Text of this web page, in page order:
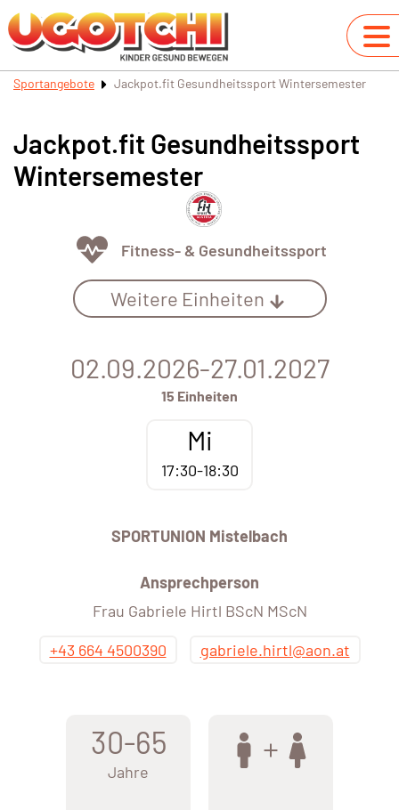
Sportangebote Jackpot.fit Gesundheitssport Wintersemester
Jackpot.fit Gesundheitssport
Wintersemester
Fitness- & Gesundheitssport
Weitere Einheiten
02.09.2026-27.01.2027
15 Einheiten
Mi
17:30-18:30
SPORTUNION Mistelbach
Ansprechperson
Frau Gabriele Hirtl BScN MScN
+43 664 4500390
gabriele.hirtl@aon.at
30-65
Jahre